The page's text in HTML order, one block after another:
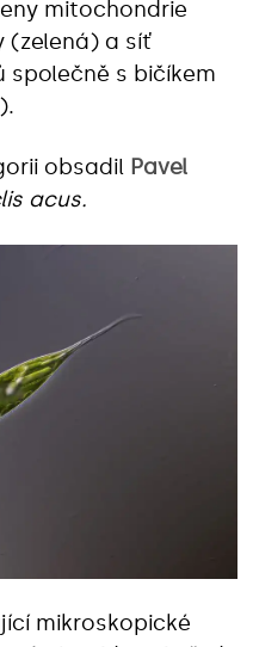
mitochondrie
(zelená) a síť
společně s bičíkem
obsadil Pavel
acus.
mikroskopické